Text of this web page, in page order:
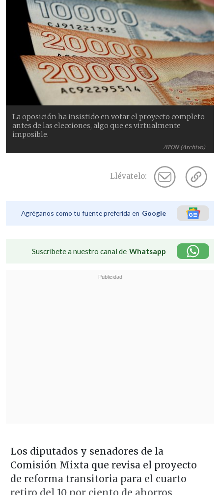
ATON (Archivo)
La oposición ha insistido en votar el proyecto completo
antes de las elecciones, algo que es virtualmente
imposible.
Llévatelo:
Agréganos como tu fuente preferida en Google
Suscríbete a nuestro canal de Whatsapp
Los diputados y senadores de la
Comisión Mixta que revisa el proyecto
de reforma transitoria para el cuarto
retiro del 10 por ciento de ahorros